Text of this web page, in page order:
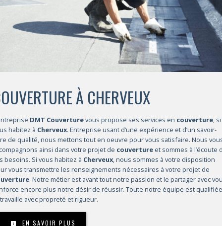
À CHERVEUX
DMT Couverturevous propose ses services en couverture, si
habitez à Cherveux. Entreprise usant d’une expérience et d’un savoir-
de qualité, nous mettons tout en oeuvre pour vous satisfaire. Nous
ainsi dans votre projet de couverture et sommes à l’écoute
besoins. Si vous habitez à Cherveux, nous sommes à votre disposition
vous transmettre les renseignements nécessaires à votre projet de
. Notre métier est avant tout notre passion et le partager avec
encore plus notre désir de réussir. Toute notre équipe est qualifiée
avec propreté et rigueur.
EN SAVOIR PLUS